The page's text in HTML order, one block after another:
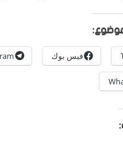
فيس بوك